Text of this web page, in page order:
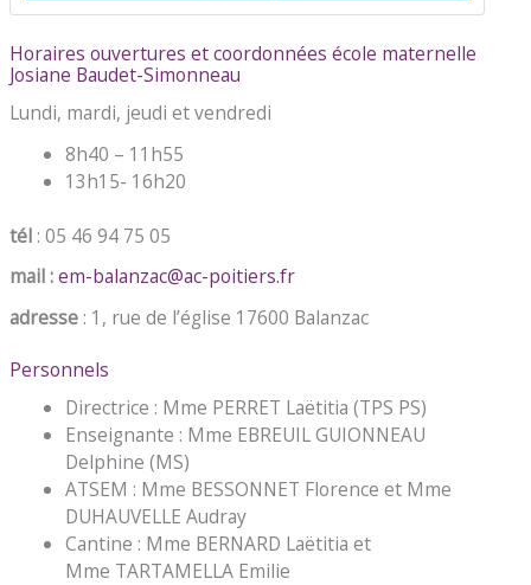
Horaires ouvertures et coordonnées école maternelle
Josiane Baudet-Simonneau
Lundi, mardi, jeudi et vendredi
8h40 – 11h55
13h15- 16h20
tél : 05 46 94 75 05
mail :em-balanzac@ac-poitiers.fr
adresse : 1, rue de l’église 17600 Balanzac
Personnels
Directrice : Mme PERRET Laëtitia (TPS PS)
Enseignante : Mme EBREUIL GUIONNEAU
Delphine (MS)
ATSEM : Mme BESSONNET Florence et Mme
DUHAUVELLE Audray
Cantine : Mme BERNARD Laëtitia et
Mme TARTAMELLA Emilie